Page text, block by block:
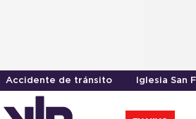
Accidente de tránsito Iglesia San